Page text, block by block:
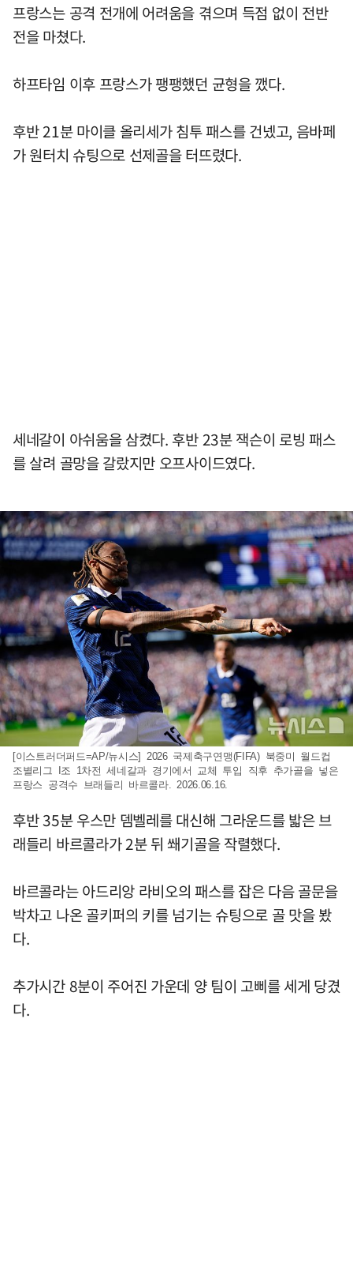
프랑스는 공격 전개에 어려움을 겪으며 득점 없이 전반
전을 마쳤다.
하프타임 이후 프랑스가 팽팽했던 균형을 깼다.
후반 21분 마이클 올리세가 침투 패스를 건넸고, 음바페
가 원터치 슈팅으로 선제골을 터뜨렸다.
세네갈이 아쉬움을 삼켰다. 후반 23분 잭슨이 로빙 패스
를 살려 골망을 갈랐지만 오프사이드였다.
[이스트러더퍼드=AP/뉴시스] 2026 국제축구연맹(FIFA) 북중미 월드컵
조별리그 I조 1차전 세네갈과 경기에서 교체 투입 직후 추가골을 넣은
프랑스 공격수 브래들리 바르콜라. 2026.06.16.
후반 35분 우스만 뎀벨레를 대신해 그라운드를 밟은 브
래들리 바르콜라가 2분 뒤 쐐기골을 작렬했다.
바르콜라는 아드리앙 라비오의 패스를 잡은 다음 골문을
박차고 나온 골키퍼의 키를 넘기는 슈팅으로 골 맛을 봤
다.
추가시간 8분이 주어진 가운데 양 팀이 고삐를 세게 당겼
다.